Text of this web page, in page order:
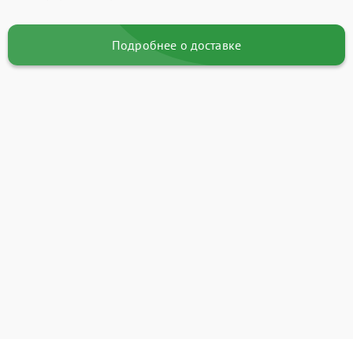
Подробнее о доставке